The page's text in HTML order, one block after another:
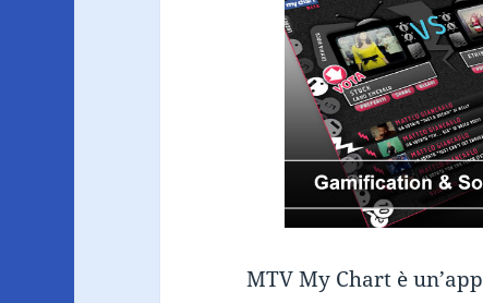
MTV My Chart è